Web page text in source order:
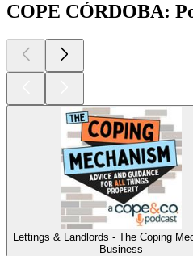
COPE CÓRDOBA:
Lettings & Landlords - The Coping
Business